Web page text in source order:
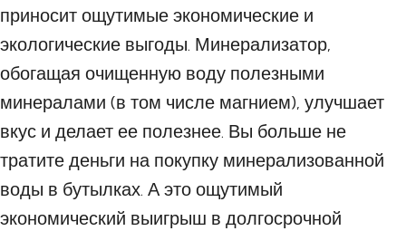
приносит ощутимые экономические и
экологические выгоды. Минерализатор,
обогащая очищенную воду полезными
минералами (в том числе магнием), улучшает
вкус и делает ее полезнее. Вы больше не
тратите деньги на покупку минерализованной
воды в бутылках. А это ощутимый
экономический выигрыш в долгосрочной